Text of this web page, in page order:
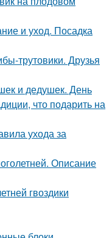
и уход. Посадка
трутовики. Друзья
и дедушек. День
что подарить на
ухода за
Описание
гвоздики